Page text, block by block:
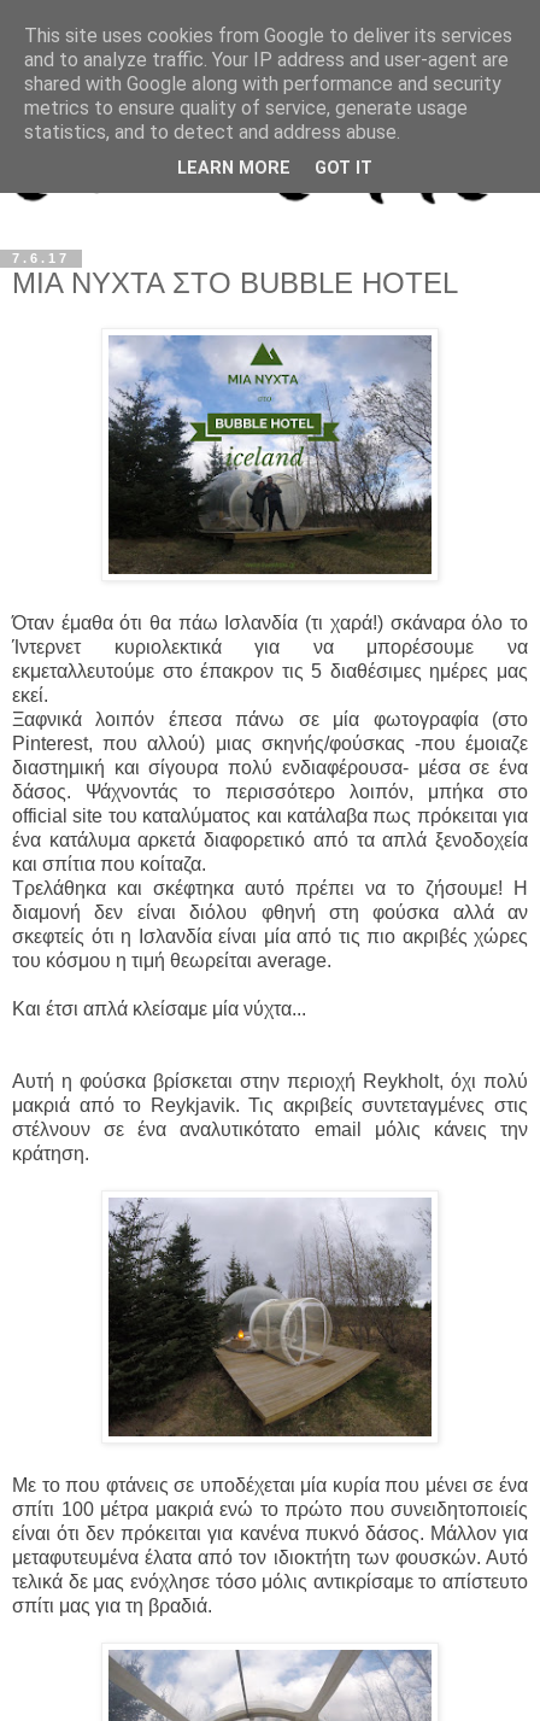
7.6.17
ΜΙΑ ΝΥΧΤΑ ΣΤΟ BUBBLE HOTEL
Όταν έμαθα ότι θα πάω Iσλανδία (τι χαρά!) σκάναρα όλο το
Ίντερνετ κυριολεκτικά για να μπορέσουμε να
εκμεταλλευτούμε στο έπακρον τις 5 διαθέσιμες ημέρες μας
εκεί.
Ξαφνικά λοιπόν έπεσα πάνω σε μία φωτογραφία (στο
Pinterest, που αλλού) μιας σκηνής/φούσκας -που έμοιαζε
διαστημική και σίγουρα πολύ ενδιαφέρουσα- μέσα σε ένα
δάσος. Ψάχνοντάς το περισσότερο λοιπόν, μπήκα στο
official site του καταλύματος και κατάλαβα πως πρόκειται για
ένα κατάλυμα αρκετά διαφορετικό από τα απλά ξενοδοχεία
και σπίτια που κοίταζα.
Τρελάθηκα και σκέφτηκα αυτό πρέπει να το ζήσουμε! Η
διαμονή δεν είναι διόλου φθηνή στη φούσκα αλλά αν
σκεφτείς ότι η Ισλανδία είναι μία από τις πιο ακριβές χώρες
του κόσμου η τιμή θεωρείται average.
Και έτσι απλά κλείσαμε μία νύχτα...
Αυτή η φούσκα βρίσκεται στην περιοχή Reykholt, όχι πολύ
μακριά από το Reykjavik. Τις ακριβείς συντεταγμένες στις
στέλνουν σε ένα αναλυτικότατο email μόλις κάνεις την
κράτηση.
Με το που φτάνεις σε υποδέχεται μία κυρία που μένει σε ένα
σπίτι 100 μέτρα μακριά ενώ το πρώτο που συνειδητοποιείς
είναι ότι δεν πρόκειται για κανένα πυκνό δάσος. Μάλλον για
μεταφυτευμένα έλατα από τον ιδιοκτήτη των φουσκών. Αυτό
τελικά δε μας ενόχλησε τόσο μόλις αντικρίσαμε το απίστευτο
σπίτι μας για τη βραδιά.
This site uses cookies from Google to deliver its services
and to analyze traffic. Your IP address and user-agent are
shared with Google along with performance and security
metrics to ensure quality of service, generate usage
statistics, and to detect and address abuse.
LEARN MORE GOT IT